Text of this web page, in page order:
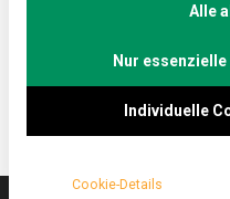
Ernährung optimieren.
Alle
Nur
Individuelle
Cookie-Details